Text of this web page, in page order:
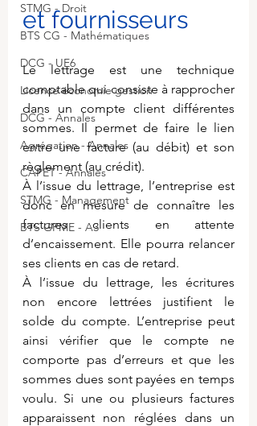
STMG - Droit
BTS CG - Mathématiques
DCG - UE6
Licence économie gestion
DCG - Annales
Agrégation - Annales
CAPET - Annales
STMG - Management
BTS GPME - A3
et fournisseurs
Le lettrage est une technique
comptable qui consiste à rapprocher
dans un compte client différentes
sommes. Il permet de faire le lien
entre une facture (au débit) et son
règlement (au crédit).
À l’issue du lettrage, l’entreprise est
donc en mesure de connaître les
factures clients en attente
d’encaissement. Elle pourra relancer
ses clients en cas de retard.
À l’issue du lettrage, les écritures
non encore lettrées justifient le
solde du compte. L’entreprise peut
ainsi vérifier que le compte ne
comporte pas d’erreurs et que les
sommes dues sont payées en temps
voulu. Si une ou plusieurs factures
apparaissent non réglées dans un